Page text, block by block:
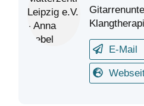
E-Mail